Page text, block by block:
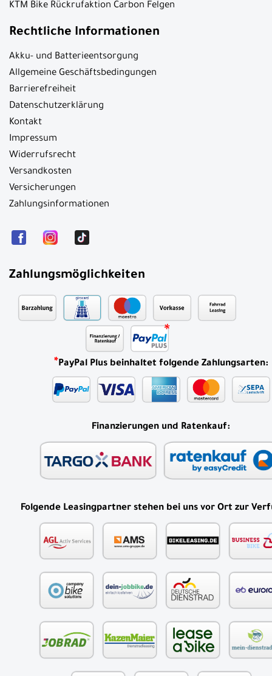
KTM Bike Rückrufaktion Carbon Felgen
Rechtliche Informationen
Akku- und Batterieentsorgung
Allgemeine Geschäftsbedingungen
Barrierefreiheit
Datenschutzerklärung
Kontakt
Impressum
Widerrufsrecht
Versandkosten
Versicherungen
Zahlungsinformationen
Zahlungsmöglichkeiten
*PayPal Plus beinhaltet folgende Zahlungsarten:
Finanzierungen und Ratenkauf:
Folgende Leasingpartner stehen bei uns vor Ort zur